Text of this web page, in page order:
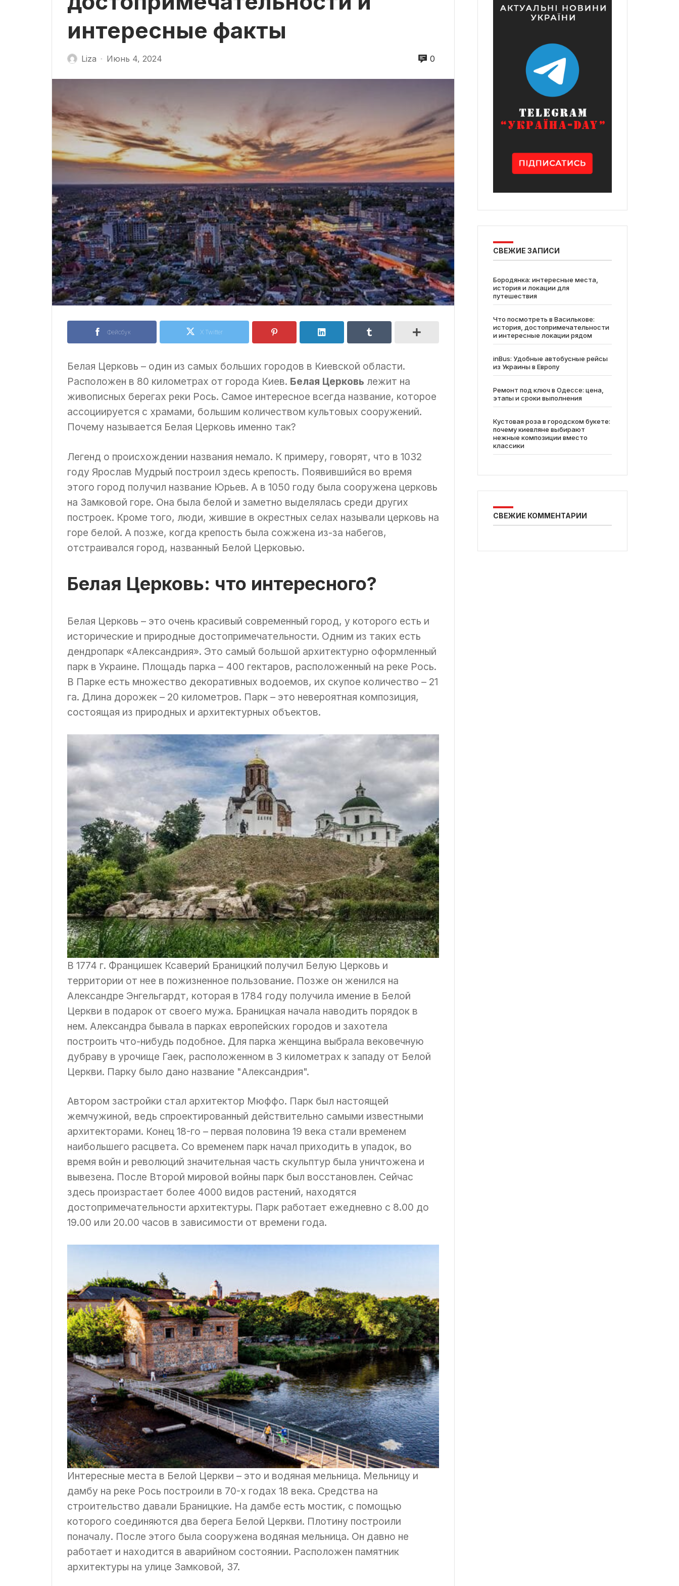
интересные факты
Liza - Июнь 4, 2024 0
Фейсбук X Twitter
Белая Церковь – один из самых больших городов в Киевской области.
Расположен в 80 километрах от города Киев. Белая Церковь лежит на
живописных берегах реки Рось. Самое интересное всегда название, которое
ассоциируется с храмами, большим количеством культовых сооружений.
Почему называется Белая Церковь именно так?
Легенд о происхождении названия немало. К примеру, говорят, что в 1032
году Ярослав Мудрый построил здесь крепость. Появившийся во время
этого город получил название Юрьев. А в 1050 году была сооружена церковь
на Замковой горе. Она была белой и заметно выделялась среди других
построек. Кроме того, люди, жившие в окрестных селах называли церковь на
горе белой. А позже, когда крепость была сожжена из-за набегов,
отстраивался город, названный Белой Церковью.
Белая Церковь: что интересного?
Белая Церковь – это очень красивый современный город, у которого есть и
исторические и природные достопримечательности. Одним из таких есть
дендропарк «Александрия». Это самый большой архитектурно оформленный
парк в Украине. Площадь парка – 400 гектаров, расположенный на реке Рось.
В Парке есть множество декоративных водоемов, их скупое количество – 21
га. Длина дорожек – 20 километров. Парк – это невероятная композиция,
состоящая из природных и архитектурных объектов.
В 1774 г. Францишек Ксаверий Браницкий получил Белую Церковь и
территории от нее в пожизненное пользование. Позже он женился на
Александре Энгельгардт, которая в 1784 году получила имение в Белой
Церкви в подарок от своего мужа. Браницкая начала наводить порядок в
нем. Александра бывала в парках европейских городов и захотела
построить что-нибудь подобное. Для парка женщина выбрала вековечную
дубраву в урочище Гаек, расположенном в 3 километрах к западу от Белой
Церкви. Парку было дано название "Александрия".
Автором застройки стал архитектор Мюффо. Парк был настоящей
жемчужиной, ведь спроектированный действительно самыми известными
архитекторами. Конец 18-го – первая половина 19 века стали временем
наибольшего расцвета. Со временем парк начал приходить в упадок, во
время войн и революций значительная часть скульптур была уничтожена и
вывезена. После Второй мировой войны парк был восстановлен. Сейчас
здесь произрастает более 4000 видов растений, находятся
достопримечательности архитектуры. Парк работает ежедневно с 8.00 до
19.00 или 20.00 часов в зависимости от времени года.
Интересные места в Белой Церкви – это и водяная мельница. Мельницу и
дамбу на реке Рось построили в 70-х годах 18 века. Средства на
строительство давали Браницкие. На дамбе есть мостик, с помощью
которого соединяются два берега Белой Церкви. Плотину построили
поначалу. После этого была сооружена водяная мельница. Он давно не
работает и находится в аварийном состоянии. Расположен памятник
архитектуры на улице Замковой, 37.
СВЕЖИЕ ЗАПИСИ
Бородянка: интересные места,
история и локации для
путешествия
Что посмотреть в Василькове:
история, достопримечательности
и интересные локации рядом
inBus: Удобные автобусные рейсы
из Украины в Европу
Ремонт под ключ в Одессе: цена,
этапы и сроки выполнения
Кустовая роза в городском букете:
почему киевляне выбирают
нежные композиции вместо
классики
СВЕЖИЕ КОММЕНТАРИИ